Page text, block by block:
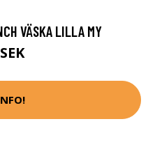
VÄSKA LILLA MY